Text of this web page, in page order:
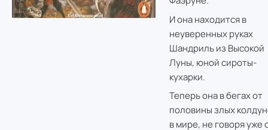
И она находится в
неуверенных руках
Шандриль из Высокой
Луны, юной сироты-
кухарки.
Теперь она в бегах от
половины злых
в мире, не говоря уже